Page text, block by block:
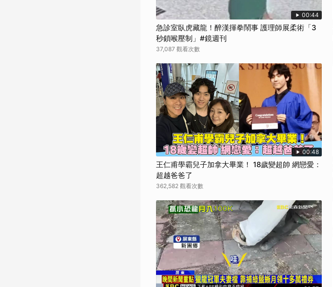
00:44
急診室臥虎藏龍！醉漢揮拳鬧事 護理師展柔術「3
秒鎖喉壓制」#鏡週刊
37,087 觀看次數
00:48
王仁甫學霸兒子加拿大畢業！ 18歲變超帥 網戀愛：
超越爸爸了
362,582 觀看次數
取消